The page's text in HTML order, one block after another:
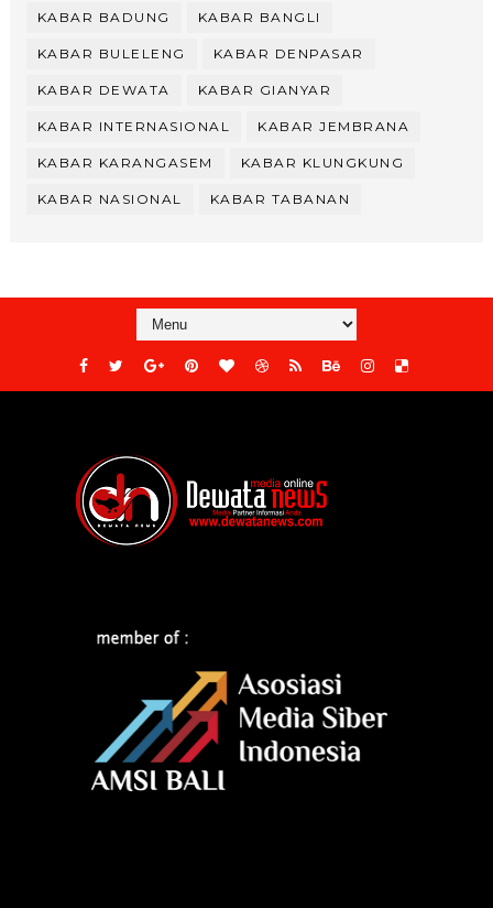
KABAR BADUNG KABAR BANGLI
KABAR BULELENG KABAR DENPASAR
KABAR DEWATA KABAR GIANYAR
KABAR INTERNASIONAL KABAR JEMBRANA
KABAR KARANGASEM KABAR KLUNGKUNG
KABAR NASIONAL KABAR TABANAN